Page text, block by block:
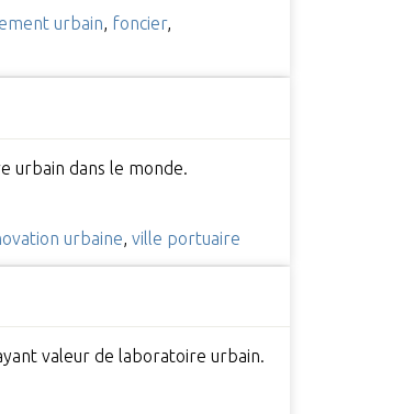
urbain, foncier,
urbain dans le monde.
urbaine ville portuaire
valeur de laboratoire urbain.